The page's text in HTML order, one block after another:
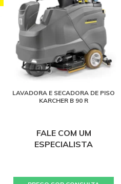
LAVADORA E SECADORA DE PISO
KARCHER B 90 R
FALE COM UM
ESPECIALISTA